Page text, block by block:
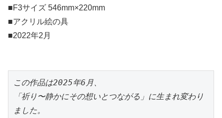
■F3サイズ 546mm×220mm
■アクリル絵の具
■2022年2月
この作品は2025年6月、
「祈り〜静かにその想いとつながる」に生まれ変わり
ました。